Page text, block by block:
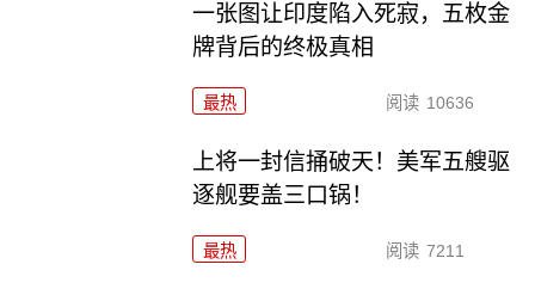
一张图让印度陷入死寂，五枚金
牌背后的终极真相
最热 阅读 10636
上将一封信捅破天！美军五艘驱
逐舰要盖三口锅！
最热 阅读 7211